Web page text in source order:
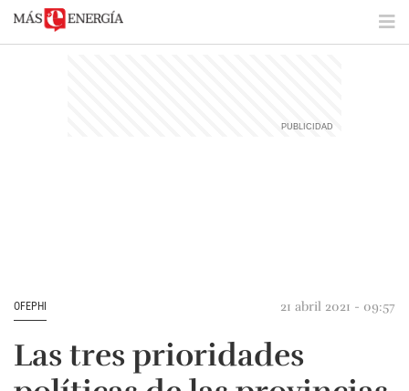
OFEPHI 21 abril 2021 - 09:57
Las tres prioridades